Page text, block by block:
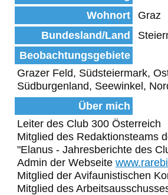
Wohnort
Graz
Bundesland/Land
Beobachtungsgebiete
Grazer Feld, Südsteiermark,
Südburgenland, Seewinkel,
Über mich
Leiter des Club 300 Österreich
Mitglied des Redaktionsteams
"Elanus - Jahresberichte des
Admin der Webseite
Mitglied der Avifaunistischen
Mitglied des